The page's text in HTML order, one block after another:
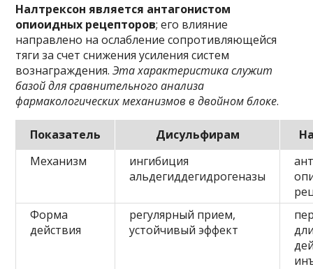
Налтрексон является антагонистом
опиоидных рецепторов; его влияние
направлено на ослабление сопротивляющейся
тяги за счет снижения усиления систем
вознаграждения.Эта характеристика служит
базой для сравнительного анализа
фармакологических механизмов в двойном блоке.
Показатель Дисульфирам
Механизм
ингибиция
альдегиддегидрогеназы
Форма
действия
регулярный прием,
устойчивый эффект